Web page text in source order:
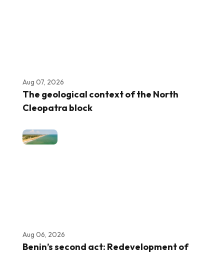
Aug 07, 2026
The geological context of the North
Cleopatra block
Aug 06, 2026
Benin’s second act: Redevelopment of